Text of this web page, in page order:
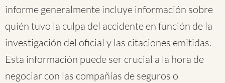
informe generalmente incluye información sobre
quién tuvo la culpa del accidente en función de la
investigación del oficial y las citaciones emitidas.
Esta información puede ser crucial a la hora de
negociar con las compañías de seguros o